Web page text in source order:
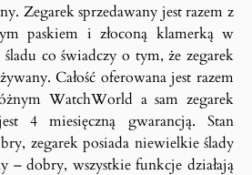
Zegarek sprzedawany jest razem z
paskiem i złoconą klamerką w
co świadczy o tym, że zegarek
Całość oferowana jest razem
WatchWorld a sam zegarek
4 miesięczną gwarancją. Stan
zegarek posiada niewielkie ślady
– dobry, wszystkie funkcje działają